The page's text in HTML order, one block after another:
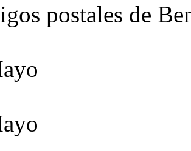
postales de